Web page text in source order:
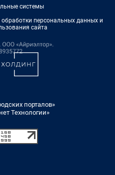
системы
персональных данных и
сайта
порталов»
Технологии»